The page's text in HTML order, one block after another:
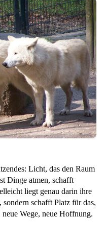
Licht, das den Raum
Dinge atmen, schafft
liegt genau darin ihre
schafft Platz für das,
Wege, neue Hoffnung.